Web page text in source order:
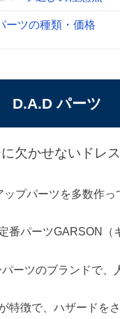
ーツの種類・価格
D.A.D パーツ
欠かせないドレ
プパーツを多数作っ
番パーツGARSON（
ーツのブランドで、
特徴で、ハザードを